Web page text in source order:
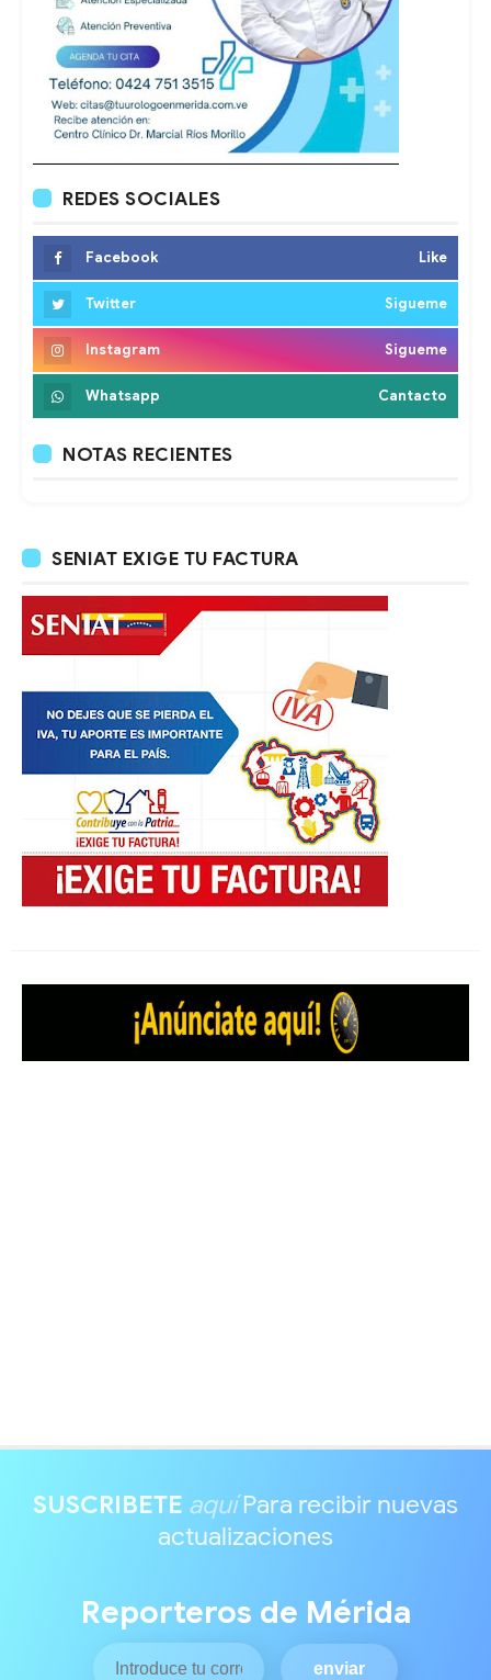
REDES SOCIALES
Facebook Like
Twitter Sigueme
Instagram Sigueme
Whatsapp Cantacto
NOTAS RECIENTES
SENIAT EXIGE TU FACTURA
SUSCRIBETE aquíPara recibir nuevas
actualizaciones
Reporteros de Mérida